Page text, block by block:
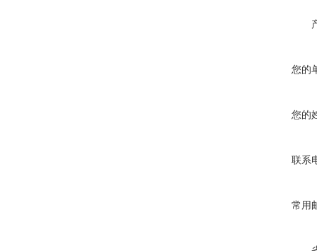
您的
您的
联系
常用